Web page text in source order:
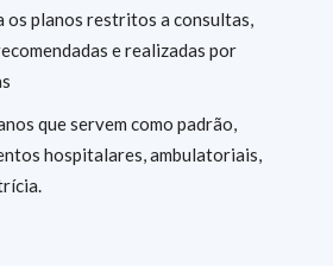
os planos restritos a consultas,
e realizadas por
que servem como padrão,
hospitalares, ambulatoriais,